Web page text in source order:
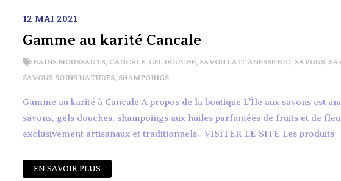
12 MAI 2021
Gamme au karité Cancale
BAINS MOUSSANTS, CANCALE, GEL DOUCHE, SAVON LAIT ANESSE BIO, SAVONS,
SAVONS SOINS NATURES, SHAMPOINGS
Gamme au karité à Cancale A propos de la boutique L’Île aux savons est
savons, gels douches, shampoings aux huiles parfumées de fruits et de
exclusivement artisanaux et traditionnels. VISITER LE SITE Les produits
EN SAVOIR PLUS